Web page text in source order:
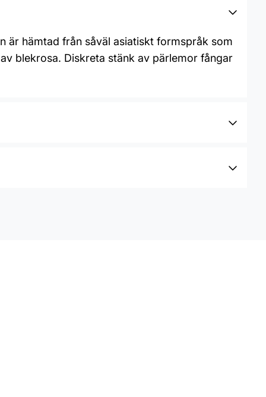
är hämtad från såväl asiatiskt formspråk som
blekrosa. Diskreta stänk av pärlemor fångar